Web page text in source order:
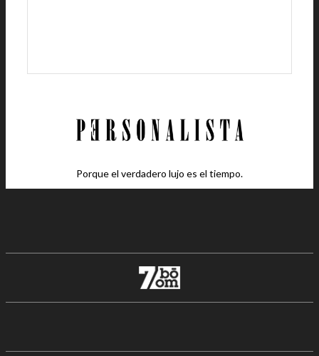
Porque el verdadero lujo es el tiempo.